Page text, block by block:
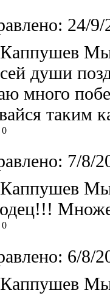
24/
души
много
таким
0
7/8/
0
6/8/